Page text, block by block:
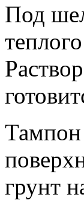
Под
Тампон
грунт